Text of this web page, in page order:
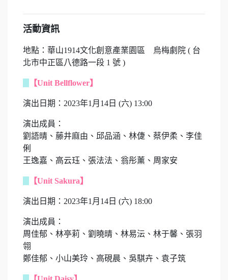
活動資訊
地點：華山1914文化創意產業園區 烏梅劇院 ( 台
北市中正區八德路一段 1 號 )
【Unit Bellflower】
演出日期：2023年1月14日 (六) 13:00
演出成員：
劉語晴、藤井麻由、邱品涵、林倢、蔡伊柔、李佳
俐
王逸嘉、 高云珏、張法法、翁彤薰、周家安
【Unit Sakura】
演出日期：2023年1月14日 (六) 18:00
演出成員：
周佳郁、林亭莉、劉曉晴、林易沄、林于馨、張羽
翎
鄭佳郁、小山美玲、高硯晨、吳騏卉、袁子筑